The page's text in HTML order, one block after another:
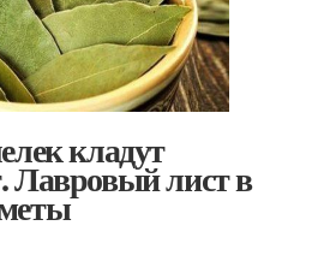
кладут
Лавровый лист в